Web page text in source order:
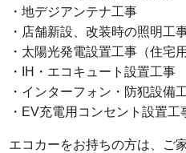
・地デジアンテナ工事
・店舗新設、改装時の照明工
・太陽光発電設置工事（住宅用
・IH・エコキュート設置工事
・インターフォン・防犯設備
・EV充電用コンセント設置工
エコカーをお持ちの方は、ご